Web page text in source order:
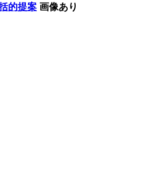
的提案 画像あり